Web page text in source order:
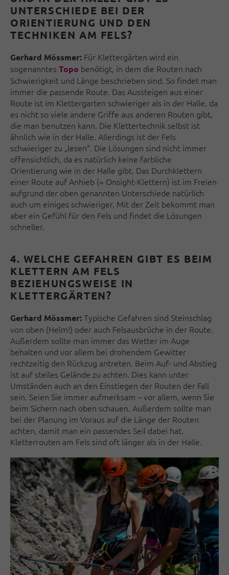
UNTERSCHIEDE BEI DER
ORIENTIERUNG UND DEN
TECHNIKEN AM FELS?
Gerhard Mössmer: Für Klettergärten wird ein
sogenanntes Topo benötigt, in dem die Routen nach
Schwierigkeit und Länge beschrieben sind. So findet man
immer die passende Route. Das Aussteigen aus einer
Route ist im Klettergarten schwieriger als in der Halle, da
es nicht so viele andere Griffe aus anderen Routen gibt,
die man benutzen kann. Die Klettertechnik selbst ist
ähnlich wie in der Halle. Allerdings ist der Fels
schwieriger zu „lesen“. Die Lösungen sind nicht immer
offensichtlich, da es natürlich keine farbliche
Orientierung wie in der Halle gibt. Das Durchklettern
einer Route auf Anhieb (= Onsight-Klettern) ist im Freien
aufgrund der oben genannten Unterschiede natürlich
auch um einiges schwieriger. Mit der Zeit bekommt man
aber ein Gefühl für den Fels und findet die Lösungen
schneller.
4. WELCHE GEFAHREN GIBT ES BEIM
KLETTERN AM FELS
BEZIEHUNGSWEISE IN
KLETTERGÄRTEN?
Gerhard Mössmer:Typische Gefahren sind Steinschlag
von oben (Helm!) oder auch Felsausbrüche in der Route.
Außerdem sollte man immer das Wetter im Auge
behalten und vor allem bei drohendem Gewitter
rechtzeitig den Rückzug antreten. Beim Auf- und Abstieg
ist auf steiles Gelände zu achten. Dies kann unter
Umständen auch an den Einstiegen der Routen der Fall
sein. Seien Sie immer aufmerksam – vor allem, wenn Sie
beim Sichern nach oben schauen. Außerdem sollte man
bei der Planung im Voraus auf die Länge der Routen
achten, damit man ein passendes Seil dabei hat.
Kletterrouten am Fels sind oft länger als in der Halle.